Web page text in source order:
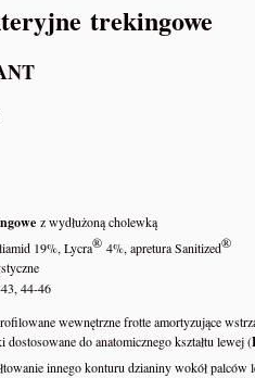
trekingowe
z wydłużoną cholewką
19%, Lycra® 4%, apretura Sanitized®
44-46
wewnętrzne frotte amortyzujące
dostosowane do anatomicznego kształtu lewej (
innego konturu dzianiny wokół